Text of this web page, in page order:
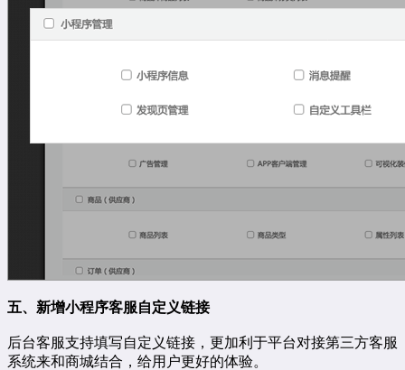
五、新增小程序客服自定义链接
后台客服支持填写自定义链接，更加利于平台对接第三方客服
系统来和商城结合，给用户更好的体验。